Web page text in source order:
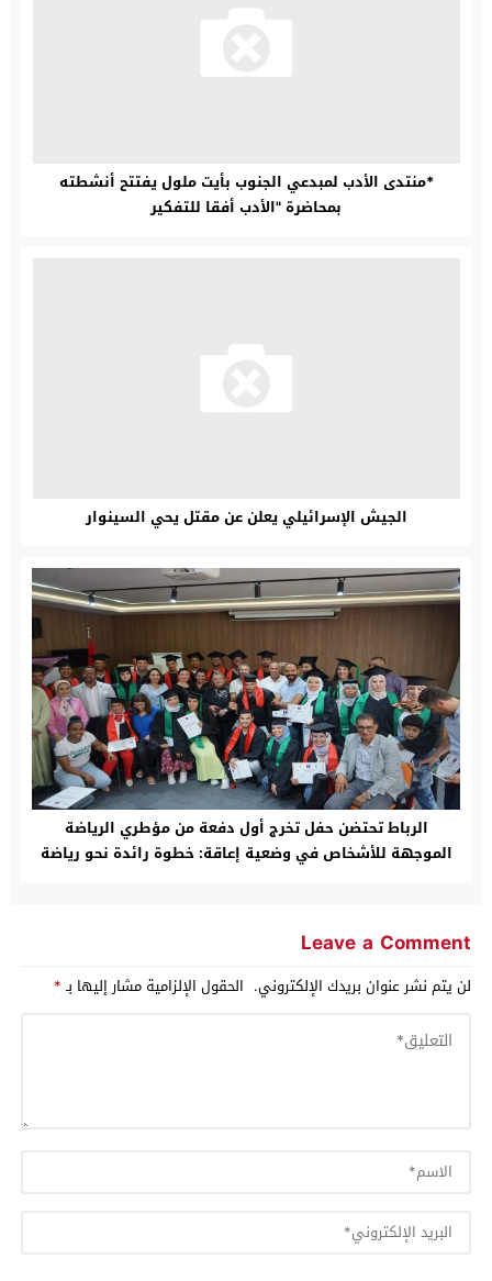
*منتدى الأدب لمبدعي الجنوب بأيت ملول يفتتح أنشطته
بمحاضرة "الأدب أفقا للتفكير
الجيش الإسرائيلي يعلن عن مقتل يحي السينوار
الرباط تحتضن حفل تخرج أول دفعة من مؤطري الرياضة
الموجهة للأشخاص في وضعية إعاقة: خطوة رائدة نحو رياضة
Leave a Comment
لن يتم نشر عنوان بريدك الإلكتروني. الحقول الإلزامية مشار إليها بـ*